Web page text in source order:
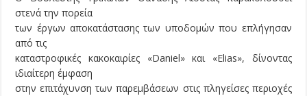
στενά την πορεία
των έργων αποκατάστασης των υποδομών που επλήγησαν
από τις
καταστροφικές κακοκαιρίες «Daniel» και «Elias», δίνοντας
ιδιαίτερη έμφαση
στην επιτάχυνση των παρεμβάσεων στις πληγείσες περιοχές